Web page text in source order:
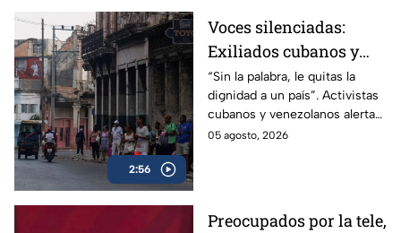
2:56
Voces silenciadas:
Exiliados cubanos y
venezolanos alertan
sobre la pérdida de
libertades en México
“Sin la palabra, le quitas la
dignidad a un país”. Activistas
cubanos y venezolanos alertan
sobre el avance del
05 agosto, 2026
Preocupados por la tele,